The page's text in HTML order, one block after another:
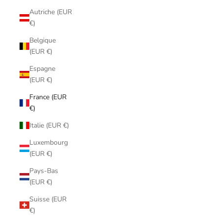
Autriche (EUR
€)
Belgique
(EUR €)
Espagne
(EUR €)
France (EUR
€)
Italie (EUR €)
Luxembourg
(EUR €)
Pays-Bas
(EUR €)
Suisse (EUR
€)